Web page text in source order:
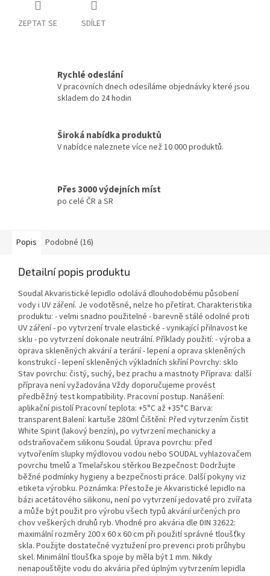
ZEPTAT SE SDÍLET
Rychlé odeslání
V pracovních dnech odesíláme objednávky které jsou
skladem do 24 hodin
Široká nabídka produktů
V nabídce naleznete více než 10 000 produktů.
Přes 3000 výdejních míst
po celé ČR a SR
Popis Podobné (16)
Detailní popis produktu
Soudal Akvaristické lepidlo odolává dlouhodobému působení
vody i UV záření. Je vodotěsné, nelze ho přetírat. Charakteristika
produktu: - velmi snadno použitelné - barevně stálé odolné proti
UV záření - po vytvrzení trvale elastické - vynikající přilnavost ke
sklu - po vytvrzení dokonale neutrální. Příklady použití: - výroba a
oprava skleněných akvárií a terárií - lepení a oprava skleněných
konstrukcí - lepení skleněných výkladních skříní Povrchy: sklo
Stav povrchu: čistý, suchý, bez prachu a mastnoty Příprava: další
příprava není vyžadována Vždy doporučujeme provést
předběžný test kompatibility. Pracovní postup. Nanášení:
aplikační pistolí Pracovní teplota: +5°C až +35°C Barva:
transparent Balení: kartuše 280ml Čištění: Před vytvrzením čistit
White Spirit (lakový benzín), po vytvrzení mechanicky a
odstraňovačem silikonu Soudal. Úprava povrchu: před
vytvořením slupky mýdlovou vodou nebo SOUDAL vyhlazovačem
povrchu tmelů a Tmelařskou stěrkou Bezpečnost: Dodržujte
běžné podmínky hygieny a bezpečnosti práce. Další pokyny viz
etiketa výrobku. Poznámka: Přestože je Akvaristické lepidlo na
bázi acetátového silikonu, není po vytvrzení jedovaté pro zvířata
a může být použit pro výrobu všech typů akvárií určených pro
chov veškerých druhů ryb. Vhodné pro akvária dle DIN 32622:
maximální rozměry 200 x 60 x 60 cm při použití správné tloušťky
skla. Použijte dostatečné vyztužení pro prevenci proti průhybu
skel. Minimální tloušťka spoje by měla být 1 mm. Nikdy
nenapouštějte vodu do akvária před úplným vytvrzením lepidla